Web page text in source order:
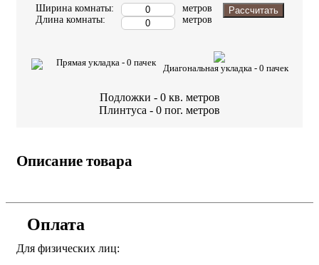
Ширина комнаты:
Длина комнаты:
метров
метров
Рассчитать
Прямая укладка - 0 пачек
Диагональная укладка - 0 пачек
Подложки - 0 кв. метров
Плинтуса - 0 пог. метров
Описание товара
Оплата
Для физических лиц: